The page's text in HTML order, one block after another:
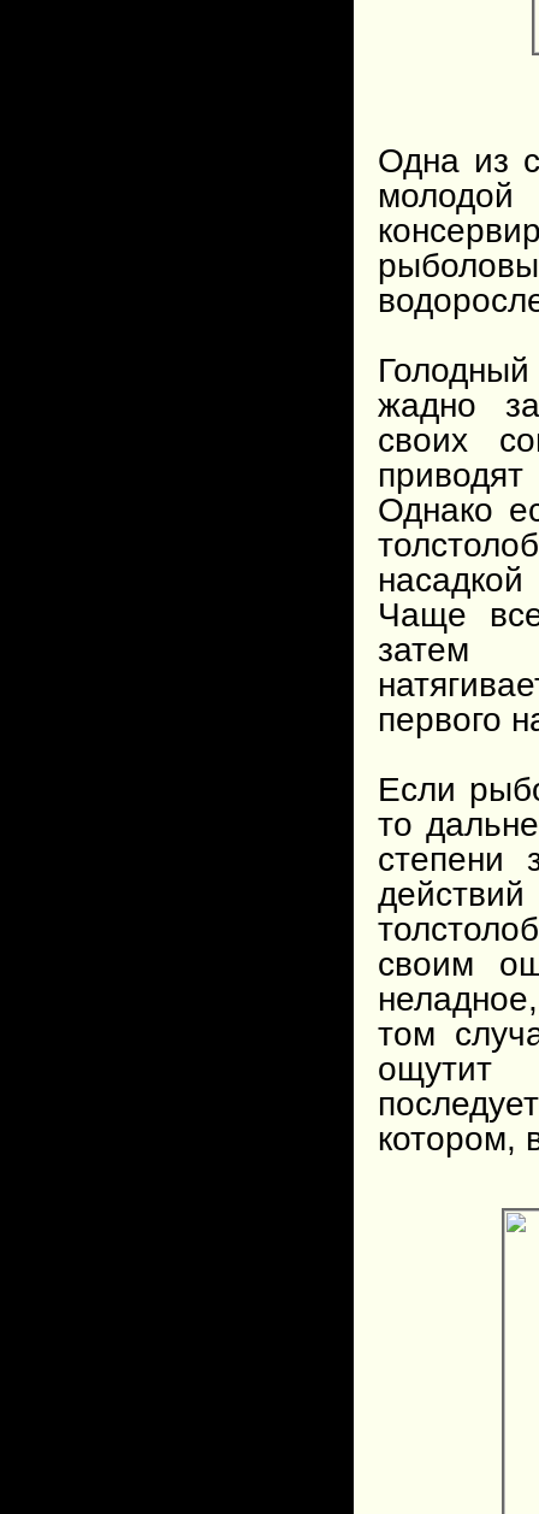
Одна из
жадно
своих
Однако
Чаще
затем
первого
Если
то
степени
своим
том
ощутит
котором,